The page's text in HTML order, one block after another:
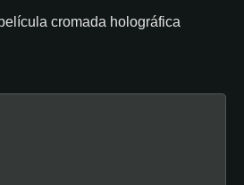
cromada holográfica